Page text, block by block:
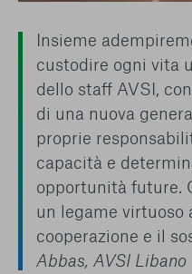
Insieme
custodire ogni vita
dello staff AVSI,
di una nuova
proprie
capacità e
opportunità future.
un legame virtuoso
cooperazione e il
Abbas, AVSI Libano